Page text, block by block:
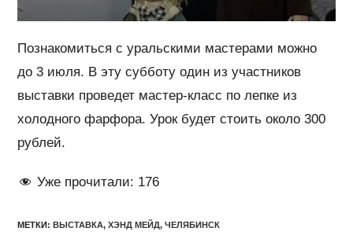
Познакомиться с уральскими мастерами можно
до 3 июля. В эту субботу один из участников
выставки проведет мастер-класс по лепке из
холодного фарфора. Урок будет стоить около 300
рублей.
Уже прочитали: 176
МЕТКИ : ВЫСТАВКА, ХЭНД МЕЙД, ЧЕЛЯБИНСК